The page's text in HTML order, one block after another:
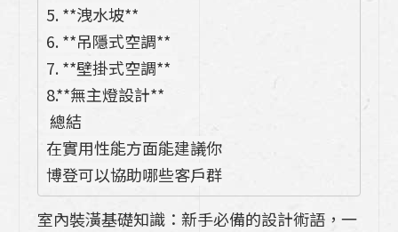
颱風、梅雨季家裡潮濕發霉，家裡那些是黴
菌最愛的4大死角?
TAKARA琺瑯壁板不只能用在廚房！5種你
沒想過的居家牆面應用法
【高預算日式廚具規劃】從動線設計到家電
整合，Takara 博登如何為你量身訂製理想
開放式廚房？
5. **洩水坡**
6. **吊隱式空調**
7. **壁掛式空調**
8.**無主燈設計**
總結
在實用性能方面能建議你
博登可以協助哪些客戶群
室內裝潢基礎知識：新手必備的設計術語，一